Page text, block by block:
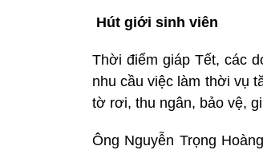
Hút giới sinh viên
Thời điểm giáp Tết, các
nhu cầu việc làm thời vụ
tờ rơi, thu ngân, bảo vệ,
Ông Nguyễn Trọng